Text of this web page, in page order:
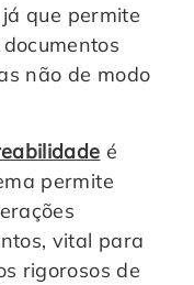
que permite
não de modo
é
permite
vital para
rigorosos de